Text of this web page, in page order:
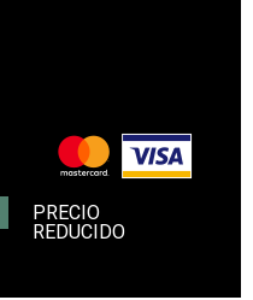
PRECIO
REDUCIDO